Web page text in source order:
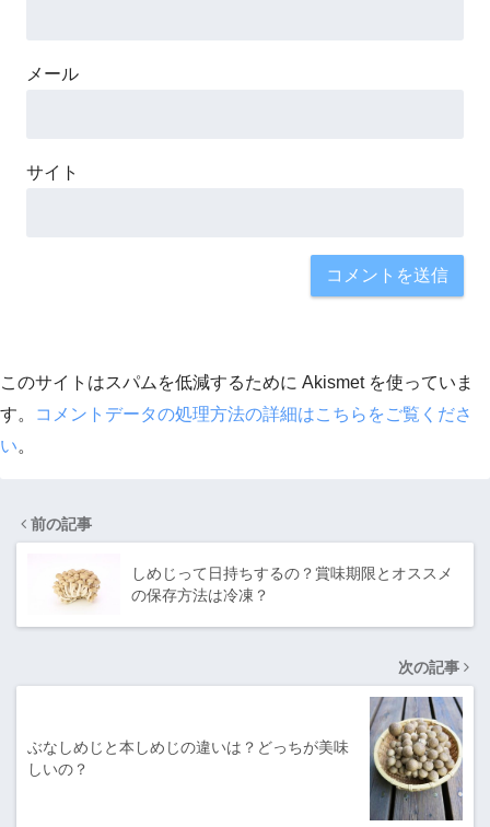
メール
サイト
このサイトはスパムを低減するために Akismet を使っていま
す。
コメントデータの処理方法の詳細はこちらをご覧くださ
い。
前の記事
しめじって日持ちするの？賞味期限とオススメ
の保存方法は冷凍？
次の記事
ぶなしめじと本しめじの違いは？どっちが美味
しいの？